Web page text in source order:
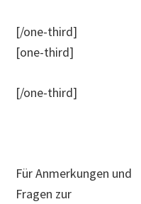
[/one-third]
[one-third]
[/one-third]
Für Anmerkungen und
Fragen zur